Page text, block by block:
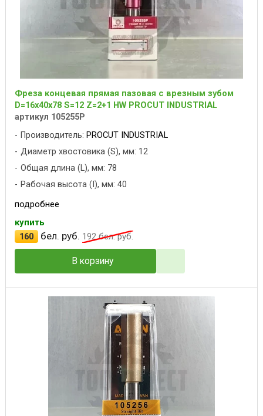
Фреза концевая прямая пазовая с врезным зубом
D=16x40x78 S=12 Z=2+1 HW PROCUT INDUSTRIAL
артикул 105255P
Производитель: PROCUT INDUSTRIAL
Диаметр хвостовика (S), мм: 12
Общая длина (L), мм: 78
Рабочая высота (I), мм: 40
подробнее
купить
160
бел. руб. 192бел. руб.
В корзину